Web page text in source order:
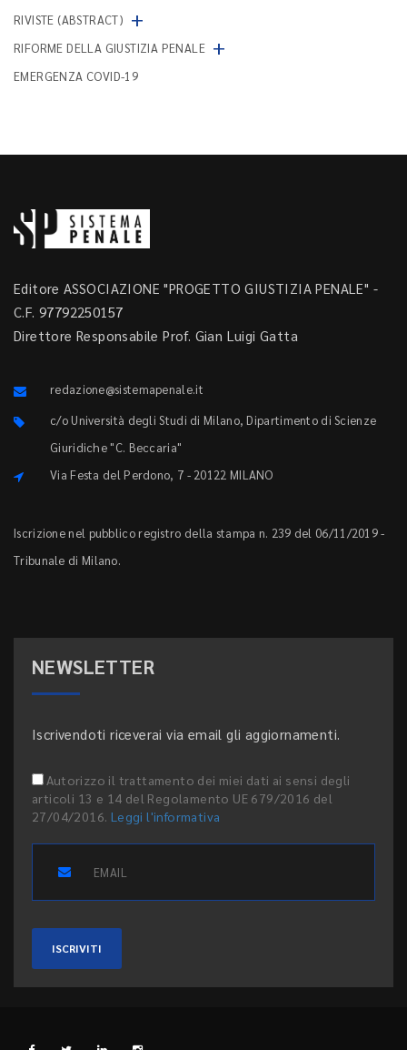
RIVISTE (ABSTRACT) +
RIFORME DELLA GIUSTIZIA PENALE +
EMERGENZA COVID-19
Editore ASSOCIAZIONE "PROGETTO GIUSTIZIA PENALE" -
C.F. 97792250157
Direttore Responsabile Prof. Gian Luigi Gatta
redazione@sistemapenale.it
c/o Università degli Studi di Milano, Dipartimento di Scienze
Giuridiche "C. Beccaria"
Via Festa del Perdono, 7 - 20122 MILANO
Iscrizione nel pubblico registro della stampa n. 239 del 06/11/2019 -
Tribunale di Milano.
NEWSLETTER
Iscrivendoti riceverai via email gli aggiornamenti.
Autorizzo il trattamento dei miei dati ai sensi degli
articoli 13 e 14 del Regolamento UE 679/2016 del
27/04/2016. Leggi l'informativa
ISCRIVITI